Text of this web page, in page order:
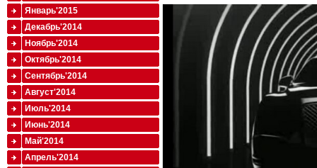
Январь'2015
Декабрь'2014
Ноябрь'2014
Октябрь'2014
Сентябрь'2014
Август'2014
Июль'2014
Июнь'2014
Май'2014
Апрель'2014